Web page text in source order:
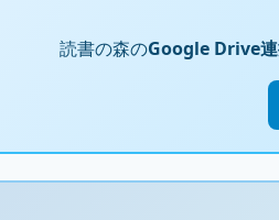
読書の森のGoogle Drive